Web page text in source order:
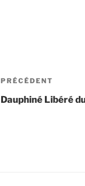
Navigation
de
Article
précédent
PRÉCÉDENT
Dauphiné Libéré